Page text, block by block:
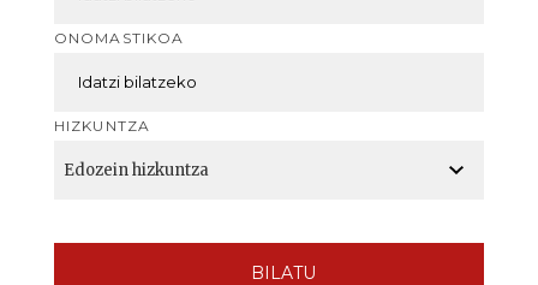
ONOMASTIKOA
HIZKUNTZA
BILATU